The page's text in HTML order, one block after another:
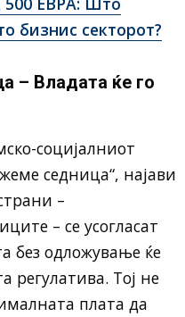
бизнис секторот?
– Владата ќе го
социјалниот
седница“, најави
–
– се усогласат
без одложување ќе
регулатива. Тој не
плата да